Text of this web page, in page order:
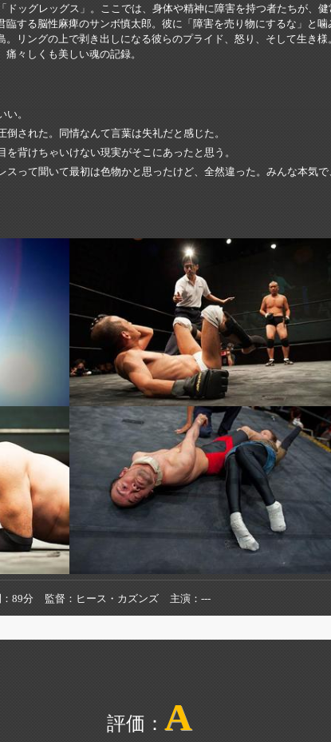
ッグレッグス」。ここでは、身体や精神に障害を持つ者たちが、健
臨する脳性麻痺のサンボ慎太郎。彼に「障害を売り物にするな」と噛
。リングの上で剥き出しになる彼らのプライド、怒り、そして生き様
々しくも美しい魂の記録。
い。
された。同情なんて言葉は失礼だと感じた。
背けちゃいけない現実がそこにあったと思う。
って聞いて最初は色物かと思ったけど、全然違った。みんな本気で
89分 監督 ヒース・カズンズ 主演 ---
A